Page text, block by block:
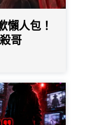
懶人包！
哥